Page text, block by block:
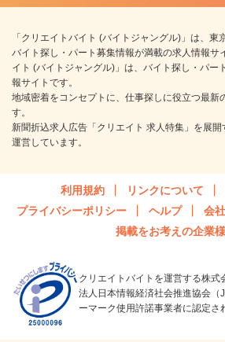
「クリエイトバイト (バイトジャングル)」は、東
バイト探し・パート募集情報が満載の求人情報サ
イト (バイトジャングル)」は、バイト探し・パー
報サイトです。
地域密着をコンセプトに、仕事探しに役立つ最新
す。
新聞折込求人広告「クリエイト 求人特集」を展
運営しています。
利用規約 リンクについて
プライバシーポリシー
ヘルプ 会
掲載をお考えの企業
クリエイトバイトを運営する株式
法人日本情報経済社会推進協会（
ーマーク使用許諾事業者に認定さ